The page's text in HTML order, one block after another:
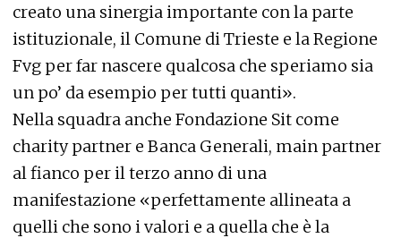
creato una sinergia importante con la parte
istituzionale, il Comune di Trieste e la Regione
Fvg per far nascere qualcosa che speriamo sia
un po’ da esempio per tutti quanti».
Nella squadra anche Fondazione Sit come
charity partner e Banca Generali, main partner
al fianco per il terzo anno di una
manifestazione «perfettamente allineata a
quelli che sono i valori e a quella che è la